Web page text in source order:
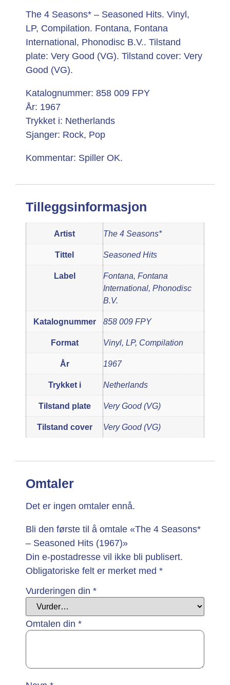
The 4 Seasons* – Seasoned Hits. Vinyl,
LP, Compilation. Fontana, Fontana
International, Phonodisc B.V.. Tilstand
plate: Very Good (VG). Tilstand cover: Very
Good (VG).
Katalognummer: 858 009 FPY
År: 1967
Trykket i: Netherlands
Sjanger: Rock, Pop
Kommentar: Spiller OK.
Tilleggsinformasjon
Artist The 4 Seasons*
Tittel Seasoned Hits
Label
Fontana, Fontana
International, Phonodisc
B.V.
Katalognummer 858 009 FPY
Format Vinyl, LP, Compilation
År 1967
Trykket i Netherlands
Tilstand plate Very Good (VG)
Tilstand cover Very Good (VG)
Omtaler
Det er ingen omtaler ennå.
Bli den første til å omtale «The 4 Seasons*
– Seasoned Hits (1967)»
Din e-postadresse vil ikke bli publisert.
Obligatoriske felt er merket med *
Vurderingen din *
Omtalen din *